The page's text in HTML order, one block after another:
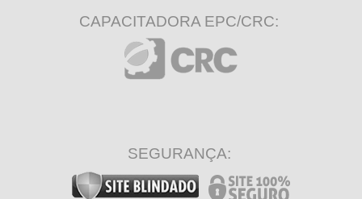
CAPACITADORA EPC/CRC:
SEGURANÇA: